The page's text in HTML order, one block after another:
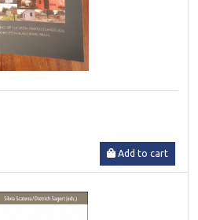
Add to cart